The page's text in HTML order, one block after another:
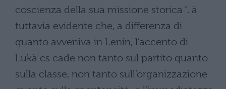
coscienza della sua missione storica “. à
tuttavia evidente che, a differenza di
quanto avveniva in Lenin, l’accento di
Lukà cs cade non tanto sul partito quanto
sulla classe, non tanto sull’organizzazione